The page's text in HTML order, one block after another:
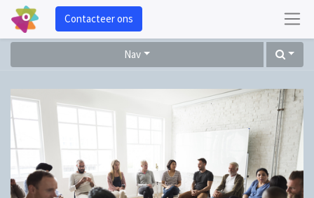
Contacteer ons
Nav